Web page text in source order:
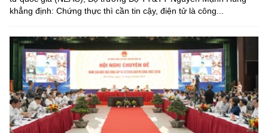
khẳng định: Chứng thực thì cần tin cậy, điện tử là công...